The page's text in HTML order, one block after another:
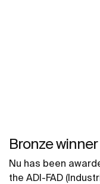
Bronze
Nu has been
the ADI-FAD